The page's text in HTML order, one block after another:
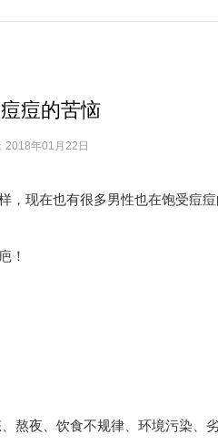
痘的苦恼
2018年01月22日
现在也有很多男性也在饱受痘
！
熬夜、饮食不规律、环境污染、